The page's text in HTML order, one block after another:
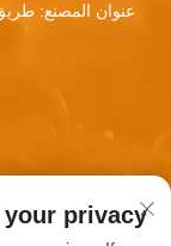
your privacy